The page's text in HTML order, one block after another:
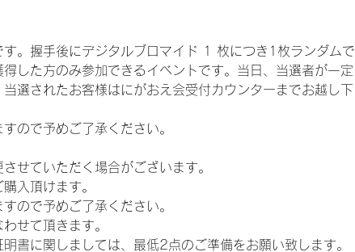
。握手後にデジタルブロマイド 1 枚につき1枚ランダムで
した方のみ参加できるイベントです。当日、当選者が一定
選されたお客様はにがおえ会受付カウンターまでお越し下
ので予めご了承ください。
せていただく場合がございます。
入頂けます。
ので予めご了承ください。
せて頂きます。
書に関しましては、最低2点のご準備をお願い致します。